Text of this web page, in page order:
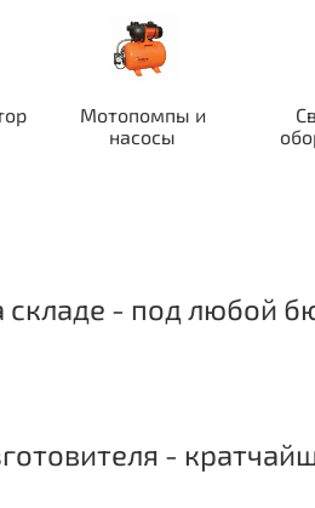
Мотопомпы и
насосы
- под любой
-